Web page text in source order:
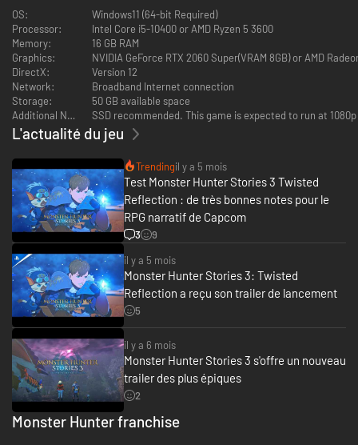
L'histoire
Azuria et Vermeil. Deux nations au bord de la destruction.
Alors que tout espoir semblait perdu, un œuf fut découvert. Il contenait
un Rathalos, une espèce que l'on croyait disparue.
Toutefois, cette faible lueur d'espoir ne perdura pas.
L'œuf renfermait en effet des jumeaux Rathalos portant la marque
azurécailles, sombre souvenir de la guerre civile qui fit rage il y a deux
cents ans.
Alors que le monde se meurt et les monstres qui l'habitent sont en voie
d'extinction, la guerre menace d'éclater à nouveau.
Deux nations, deux Rathalos.
Un Rider et son fidèle Rathalos, portés par le souffle du destin,
embarquent dans un voyage pour découvrir la vérité.
OS:
Windows11 (64-bit Required)
Processor:
Intel Core i5-10400 or AMD Ryzen 5 3600
Memory:
16 GB RAM
Graphics:
NVIDIA GeForce RTX 2060 Super(VRAM 8GB) or AMD
DirectX:
Version 12
Network:
Broadband Internet connection
Storage:
50 GB available space
Additional Notes:
SSD recommended. This game is expected to run at
L'actualité du jeu
Trendingil y a 5 mois
Test Monster Hunter Stories 3 Twisted
Reflection : de très bonnes notes pour le
RPG narratif de Capcom
3
9
il y a 5 mois
Monster Hunter Stories 3: Twisted
Reflection a reçu son trailer de lancement
5
il y a 6 mois
Monster Hunter Stories 3 s'offre un nouveau
trailer des plus épiques
2
Monster Hunter franchise